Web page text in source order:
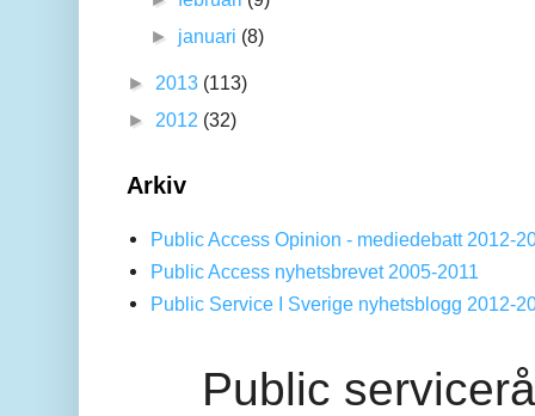
► januari (8)
► 2013 (113)
► 2012 (32)
Arkiv
Public Access Opinion - mediedebatt 2012-
Public Access nyhetsbrevet 2005-2011
Public Service I Sverige nyhetsblogg 2012-
Public